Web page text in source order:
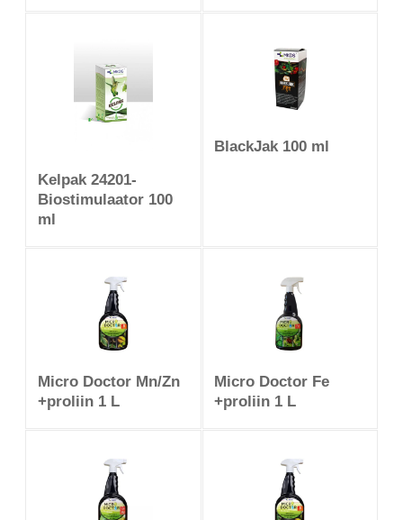
Kelpak 24201-
Biostimulaator 100
ml
BlackJak 100 ml
Micro Doctor Mn/Zn
+proliin 1 L
Micro Doctor Fe
+proliin 1 L